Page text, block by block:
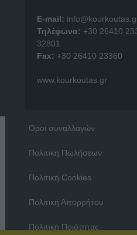
E-mail:
Τηλέφωνα: +30 26410
32801
Fax: +30 26410 23360
www.kourkoutas.gr
Όροι συναλλαγών
Πολιτική Πωλήσεων
Πολιτική Cookies
Πολιτική Απορρήτου
Πολιτική Ποιότητας